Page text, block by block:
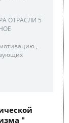
ОТРАСЛИ 5
,
"